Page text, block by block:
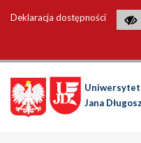
Deklaracja dostępności
Uniwersytet
Jana